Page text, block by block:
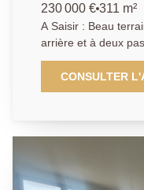
230 000 € 311 m²
A Saisir : Beau terrain à bâtir d'environ 311m2 en lot
arrière et à deux
commerces de
de Bezons ou la
potentiel pour ce
amples informations
CONSULTER